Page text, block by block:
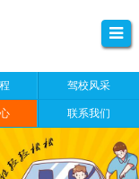
驾校风采
联系我们